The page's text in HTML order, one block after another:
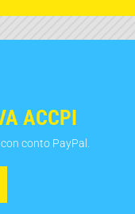
ACCPI
conto PayPal.